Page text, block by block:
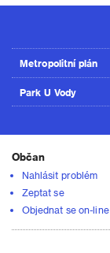
Metropolitní plán
Park U Vody
Občan
Nahlásit problém
Zeptat se
Objednat se on-line